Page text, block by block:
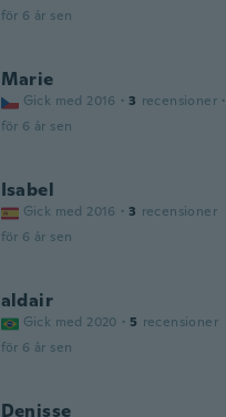
för 6 år sen
Marie
Gick med 2016 · 3 recensioner ·
för 6 år sen
Isabel
Gick med 2016 · 3 recensioner
för 6 år sen
aldair
Gick med 2020 · 5 recensioner
för 6 år sen
Denisse